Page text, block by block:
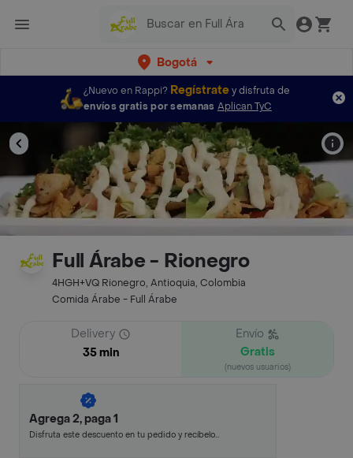
Bogotá
¿Nuevo en Rappi? Regístratey disfruta de
envíos gratis por semanas Aplican TyC
Full Árabe - Rionegro
4HGH+VQ Rionegro, Antioquia, Colombia
Comida Árabe - Full Árabe
Delivery
35 min
Envío
Gratis
(nuevos usuarios)
Agrega 2, paga 1
Disfruta este descuento en tu pedido y recíbelo